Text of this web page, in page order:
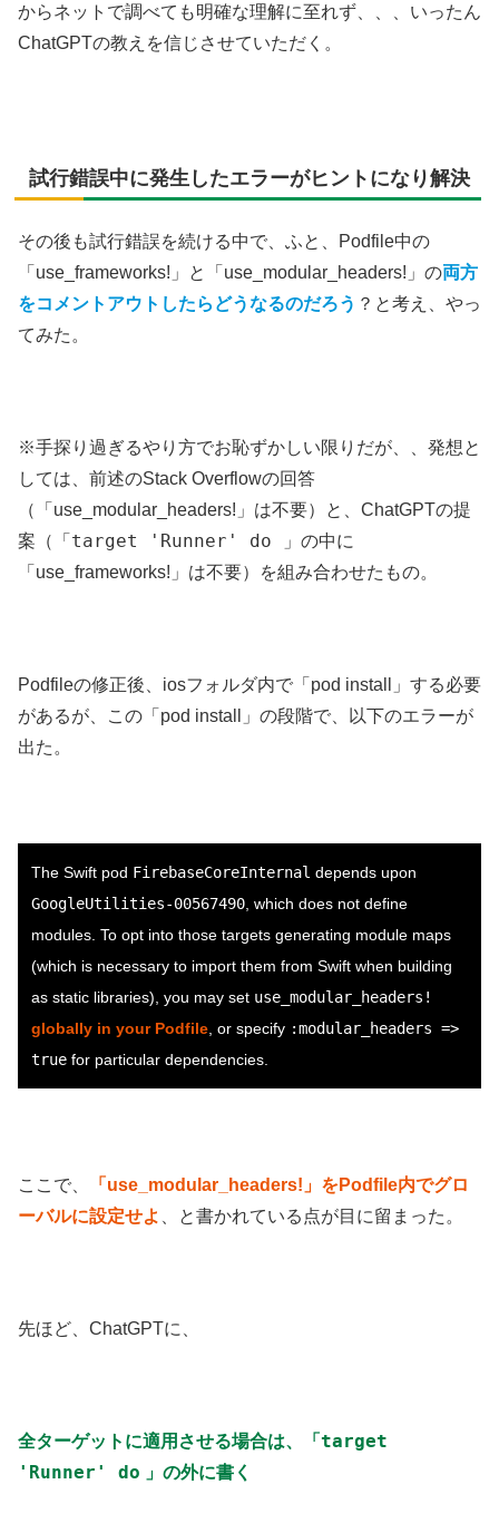
からネットで調べても明確な理解に至れず、、、いったん
ChatGPTの教えを信じさせていただく。
試行錯誤中に発生したエラーがヒントになり解決
その後も試行錯誤を続ける中で、ふと、Podfile中の
「use_frameworks!」と「use_modular_headers!」の両方
をコメントアウトしたらどうなるのだろう ？と考え、やっ
てみた。
※手探り過ぎるやり方でお恥ずかしい限りだが、、発想と
しては、前述のStack Overflowの回答
（「use_modular_headers!」は不要）と、ChatGPTの提
案（「 target 'Runner' do
」の中に
「use_frameworks!」は不要）を組み合わせたもの。
Podfileの修正後、iosフォルダ内で「pod install」する必要
があるが、この「pod install」の段階で、以下のエラーが
出た。
The Swift pod FirebaseCoreInternal depends upon
GoogleUtilities-00567490, which does not define
modules. To opt into those targets generating module maps
(which is necessary to import them from Swift when building
as static libraries), you may set use_modular_headers!
globally in your Podfile, or specify :modular_headers =>
true for particular dependencies.
ここで、
「use_modular_headers!」をPodfile内でグロ
ーバルに設定せよ
、と書かれている点が目に留まった。
先ほど、ChatGPTに、
全ターゲットに適用させる場合は、「 target
'Runner' do 」の外に書く